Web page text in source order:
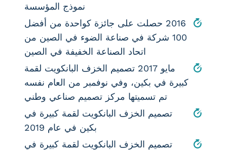
نموذج المؤسسة
2016 حصلت على جائزة كواحدة من أفضل
100 شركة في صناعة الضوء في الصين من
اتحاد الصناعة الخفيفة في الصين
مايو 2017 تصميم الخزف البانكويت لقمة
كبيرة في بكين، وفي نوفمبر من العام نفسه
تم تسميتها مركز تصميم صناعي وطني
تصميم الخزف البانكويت لقمة كبيرة في
بكين في عام 2019
تصميم الخزف البانكويت لقمة كبيرة في